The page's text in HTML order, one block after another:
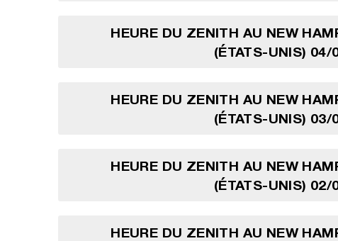
HEURE DU ZENITH AU NEW
(ÉTATS-UNIS) 04/
HEURE DU ZENITH AU NEW
(ÉTATS-UNIS) 03/
HEURE DU ZENITH AU NEW
(ÉTATS-UNIS) 02/
HEURE DU ZENITH AU NEW